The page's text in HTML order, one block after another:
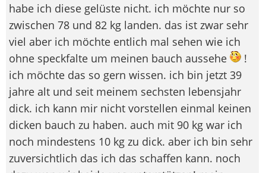
habe ich diese gelüste nicht. ich möchte nur so
zwischen 78 und 82 kg landen. das ist zwar sehr
viel aber ich möchte entlich mal sehen wie ich
ohne speckfalte um meinen bauch aussehe
!
ich möchte das so gern wissen. ich bin jetzt 39
jahre alt und seit meinem sechsten lebensjahr
dick. ich kann mir nicht vorstellen einmal keinen
dicken bauch zu haben. auch mit 90 kg war ich
noch mindestens 10 kg zu dick. aber ich bin sehr
zuversichtlich das ich das schaffen kann. noch